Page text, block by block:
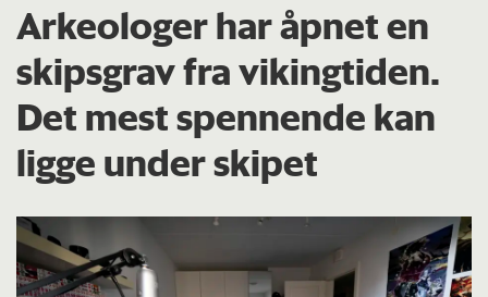
Arkeologer har åpnet en
skipsgrav fra vikingtiden.
Det mest spennende kan
ligge under skipet